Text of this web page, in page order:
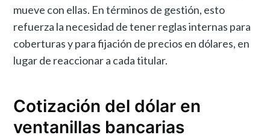
mueve con ellas. En términos de gestión, esto
refuerza la necesidad de tener reglas internas para
coberturas y para fijación de precios en dólares, en
lugar de reaccionar a cada titular.
Cotización del dólar en
ventanillas bancarias